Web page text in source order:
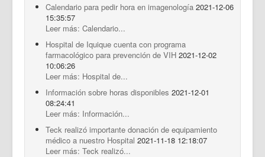
Calendario para pedir hora en imagenología 2021-12-06
15:35:57
Leer más: Calendario...
Hospital de Iquique cuenta con programa
farmacológico para prevención de VIH 2021-12-02
10:06:26
Leer más: Hospital de...
Información sobre horas disponibles 2021-12-01
08:24:41
Leer más: Información...
Teck realizó importante donación de equipamiento
médico a nuestro Hospital 2021-11-18 12:18:07
Leer más: Teck realizó...